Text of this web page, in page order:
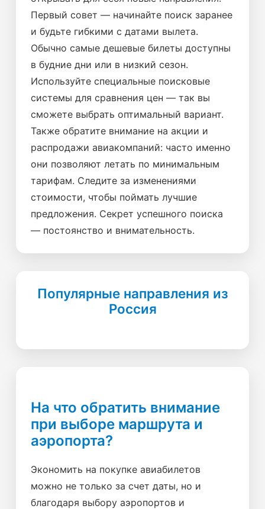
Первый совет — начинайте поиск заранее
и будьте гибкими с датами вылета.
Обычно самые дешевые билеты доступны
в будние дни или в низкий сезон.
Используйте специальные поисковые
системы для сравнения цен — так вы
сможете выбрать оптимальный вариант.
Также обратите внимание на акции и
распродажи авиакомпаний: часто именно
они позволяют летать по минимальным
тарифам. Следите за изменениями
стоимости, чтобы поймать лучшие
предложения. Секрет успешного поиска
— постоянство и внимательность.
Популярные направления из
Россия
На что обратить внимание
при выборе маршрута и
аэропорта?
Экономить на покупке авиабилетов
можно не только за счет даты, но и
благодаря выбору аэропортов и